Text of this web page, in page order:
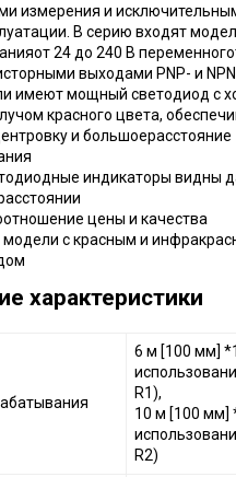
измерения и
В серию входят
24 до 240 В
выходами PNP- и
имеют мощный светодиод с
красного цвета,
и большоерасстояние
индикаторы видны
цены и качества
с красным и
характеристики
6 м [100 мм]
R1),
10 м [100 мм]
R2)